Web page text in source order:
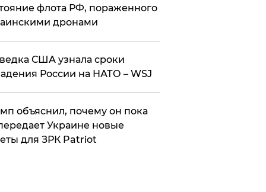
флота РФ, пораженного
дронами
США узнала сроки
России на НАТО – WSJ
объяснил, почему он пока
Украине новые
для ЗРК Patriot